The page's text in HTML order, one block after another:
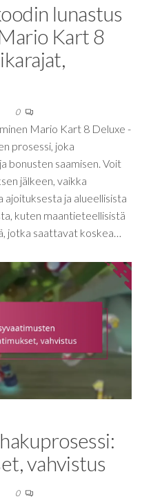
lunastus
Kart 8
0
Mario Kart 8 Deluxe -
prosessi, joka
bonusten saamisen. Voit
jälkeen, vaikka
ja alueellisista
kuten maantieteellisistä
jotka saattavat koskea…
vahvistus
0